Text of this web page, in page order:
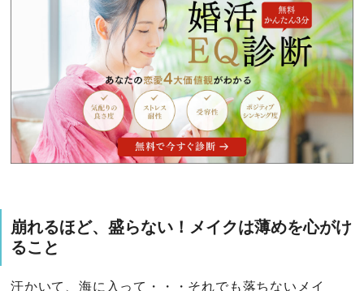
崩れるほど、盛らない！メイクは薄めを心がけ
ること
汗かいて、海に入って・・・それでも落ちないメイ